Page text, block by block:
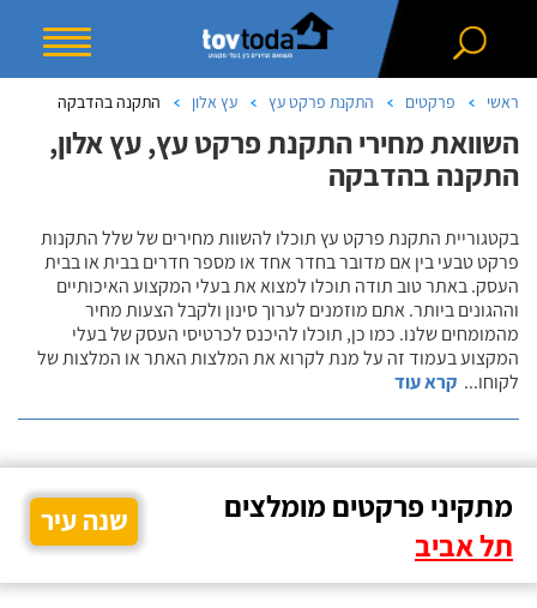
ראשי פרקטים התקנת פרקט עץ עץ אלון התקנה בהדבקה
השוואת מחירי התקנת פרקט עץ, עץ אלון,
התקנה בהדבקה
בקטגוריית התקנת פרקט עץ תוכלו להשוות מחירים של שלל התקנות
פרקט טבעי בין אם מדובר בחדר אחד או מספר חדרים בבית או בבית
העסק. באתר טוב תודה תוכלו למצוא את בעלי המקצוע האיכותיים
וההגונים ביותר. אתם מוזמנים לערוך סינון ולקבל הצעות מחיר
מהמומחים שלנו. כמו כן, תוכלו להיכנס לכרטיסי העסק של בעלי
המקצוע בעמוד זה על מנת לקרוא את המלצות האתר או המלצות של
לקוחו... קרא עוד
מתקיני פרקטים מומלצים
תל אביב
שנה עיר